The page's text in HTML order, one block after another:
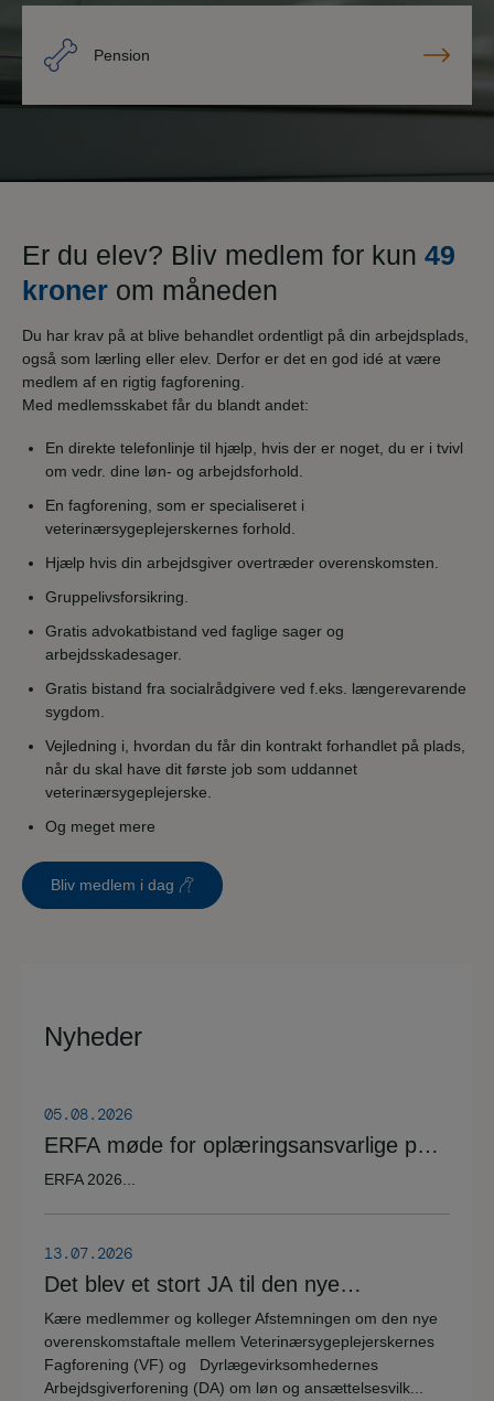
Pension
Er du elev? Bliv medlem for kun 49
kroner om måneden
Du har krav på at blive behandlet ordentligt på din arbejdsplads,
også som lærling eller elev. Derfor er det en god idé at være
medlem af en rigtig fagforening.
Med medlemsskabet får du blandt andet:
En direkte telefonlinje til hjælp, hvis der er noget, du er i tvivl
om vedr. dine løn- og arbejdsforhold.
En fagforening, som er specialiseret i
veterinærsygeplejerskernes forhold.
Hjælp hvis din arbejdsgiver overtræder overenskomsten.
Gruppelivsforsikring.
Gratis advokatbistand ved faglige sager og
arbejdsskadesager.
Gratis bistand fra socialrådgivere ved f.eks. længerevarende
sygdom.
Vejledning i, hvordan du får din kontrakt forhandlet på plads,
når du skal have dit første job som uddannet
veterinærsygeplejerske.
Og meget mere
Bliv medlem i dag
Nyheder
05.08.2026
ERFA møde for oplæringsansvarlige på
veterinærsygeplejerske uddannelsen
ERFA 2026...
13.07.2026
Det blev et stort JA til den nye
overenskomstaftale
Kære medlemmer og kolleger Afstemningen om den nye
overenskomstaftale mellem Veterinærsygeplejerskernes
Fagforening (VF) og Dyrlægevirksomhedernes
Arbejdsgiverforening (DA) om løn og ansættelsesvilk...